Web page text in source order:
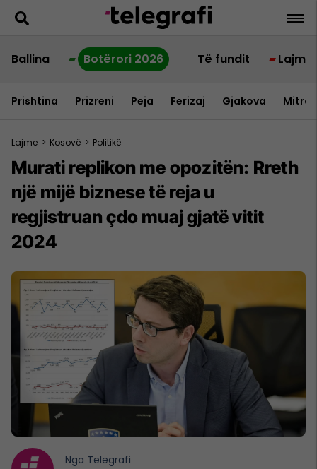
Ballina Botërori 2026 Të fundit Lajme
Prishtina Prizreni Peja Ferizaj Gjakova
Lajme > Kosovë > Politikë
Murati replikon me opozitën: Rreth
një mijë biznese të reja u
regjistruan çdo muaj gjatë vitit
2024
Nga Telegrafi